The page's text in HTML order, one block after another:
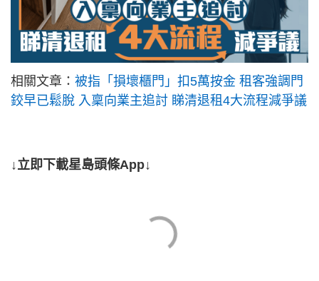
相關文章： 被指「損壞櫃門」扣5萬按金 租客強調門
鉸早已鬆脫 入稟向業主追討 睇清退租4大流程減爭議
↓立即下載星島頭條App↓